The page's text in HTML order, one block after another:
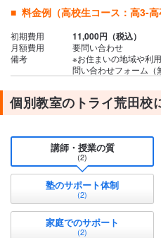
料金例（高校生コース：高3-高
初期費用 11,000円（税込）
月額費用
要問い合わせ
備考
※お住まいの地域や利
問い合わせフォーム（
個別教室のトライ荒田校
講師・授業の質
(2)
塾のサポート体制
(2)
家庭でのサポート
(2)